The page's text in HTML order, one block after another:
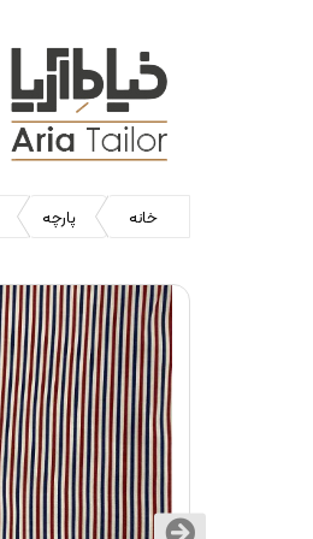
خانه پارچه